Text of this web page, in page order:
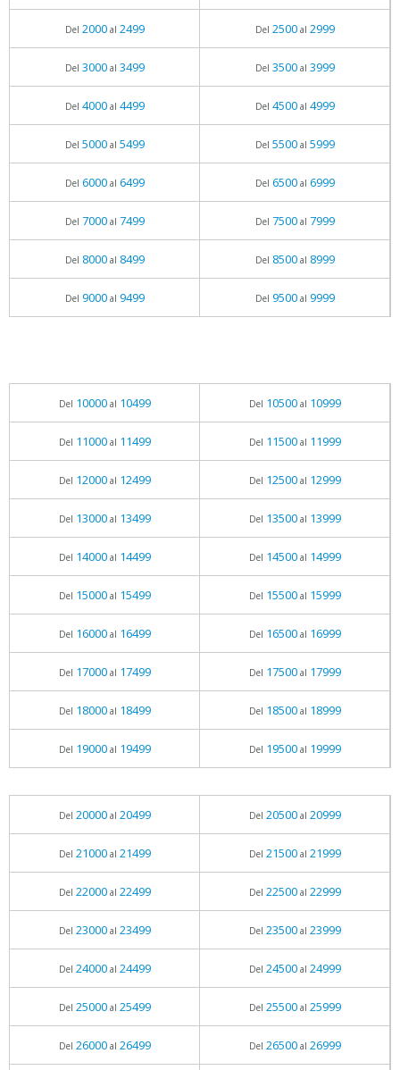
Del 2000al 2499 Del 2500al 2999
Del 3000al 3499 Del 3500al 3999
Del 4000al 4499 Del 4500al 4999
Del 5000al 5499 Del 5500al 5999
Del 6000al 6499 Del 6500al 6999
Del 7000al 7499 Del 7500al 7999
Del 8000al 8499 Del 8500al 8999
Del 9000al 9499 Del 9500al 9999
Del 10000al 10499 Del 10500al 10999
Del 11000al 11499 Del 11500al 11999
Del 12000al 12499 Del 12500al 12999
Del 13000al 13499 Del 13500al 13999
Del 14000al 14499 Del 14500al 14999
Del 15000al 15499 Del 15500al 15999
Del 16000al 16499 Del 16500al 16999
Del 17000al 17499 Del 17500al 17999
Del 18000al 18499 Del 18500al 18999
Del 19000al 19499 Del 19500al 19999
Del 20000al 20499 Del 20500al 20999
Del 21000al 21499 Del 21500al 21999
Del 22000al 22499 Del 22500al 22999
Del 23000al 23499 Del 23500al 23999
Del 24000al 24499 Del 24500al 24999
Del 25000al 25499 Del 25500al 25999
Del 26000al 26499 Del 26500al 26999